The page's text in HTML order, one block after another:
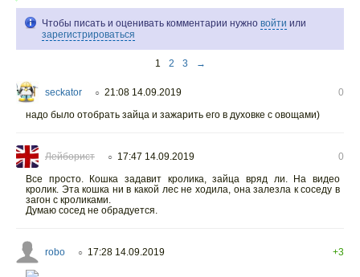
Чтобы писать и оценивать комментарии нужно войти или
зарегистрироваться
1 2 3 →
seckator ○ 21:08 14.09.2019
0
надо было отобрать зайца и зажарить его в духовке с овощами)
Лейборист ○ 17:47 14.09.2019
0
Все просто. Кошка задавит кролика, зайца вряд ли. На видео
кролик. Эта кошка ни в какой лес не ходила, она залезла к соседу в
загон с кроликами.
Думаю сосед не обрадуется.
robo ○ 17:28 14.09.2019 +3